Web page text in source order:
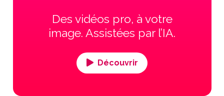
Des vidéos pro, à votre
image. Assistées par l’IA.
Découvrir